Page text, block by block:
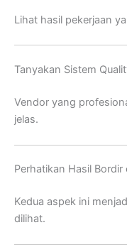
Lihat hasil pekerjaan
Tanyakan Sistem
Vendor yang
jelas.
Perhatikan Hasil Bordir
Kedua aspek ini
dilihat.